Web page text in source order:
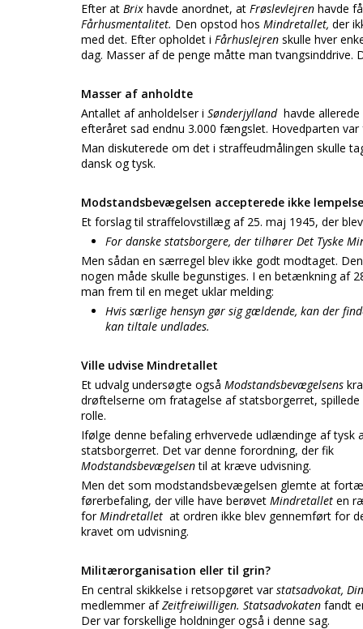
Efter at Brix havde anordnet, at Frøslevlejren havde
Fårhusmentalitet. Den opstod hos Mindretallet, der
med det. Efter opholdet i Fårhuslejren skulle hver
dag. Masser af de penge måtte man
Masser af anholdte
Antallet af anholdelser i Sønderjylland havde
efteråret sad endnu 3.000 fængslet. Hovedparten
Man diskuterede om det i straffeudmålingen skulle
dansk og tysk.
Modstandsbevægelsen accepterede ikke
Et forslag til straffelovstillæg af 25. maj 1945, der
For danske statsborgere, der tilhører Det Tyske
Men sådan en særregel blev ikke godt modtaget.
nogen måde skulle begunstiges. I en betænkning af
man frem til en meget uklar melding:
Hvis særlige hensyn gør sig gældende, kan der
kan tiltale undlades.
Ville udvise Mindretallet
Et udvalg undersøgte også Modstandsbevægelsens
drøftelserne om fratagelse af statsborgerret,
rolle.
Ifølge denne befaling erhvervede udlændinge af
statsborgerret. Det var denne forordning, der fik
Modstandsbevægelsentil at kræve udvisning.
Men det som modstandsbevægelsen glemte at
førerbefaling, der ville have berøvet Mindretallet en
forMindretallet at ordren ikke blev gennemført for
kravet om udvisning.
Militærorganisation eller til grin?
En central skikkelse i retsopgøret varstatsadvokat,
medlemmer afZeitfreiwilligen. Statsadvokaten fandt
Der var forskellige holdninger også i denne sag.